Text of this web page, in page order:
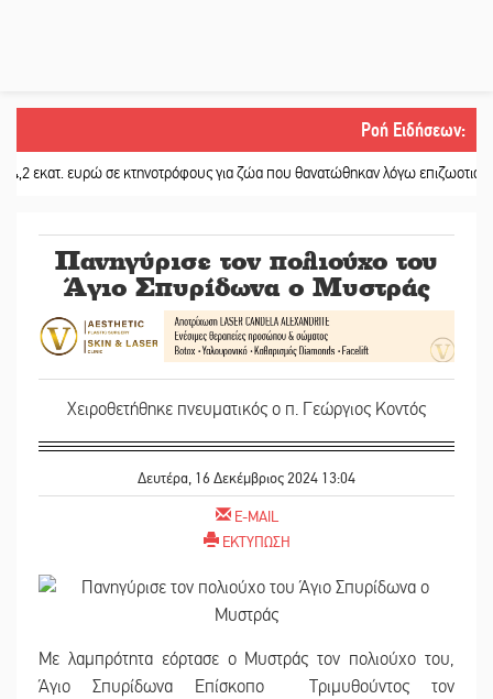
Ροή Ειδήσεων:
ευρώ σε κτηνοτρόφους για ζώα που θανατώθηκαν λόγω επιζωοτιών || Η
Πανηγύρισε τον πολιούχο του
Άγιο Σπυρίδωνα ο Μυστράς
Χειροθετήθηκε πνευματικός ο π. Γεώργιος Κοντός
Δευτέρα, 16 Δεκέμβριος 2024 13:04
E-MAIL
ΕΚΤΥΠΩΣΗ
Mε λαμπρότητα εόρτασε ο Μυστράς τον πολιούχο του,
Άγιο Σπυρίδωνα Επίσκοπο Τριμυθούντος τον